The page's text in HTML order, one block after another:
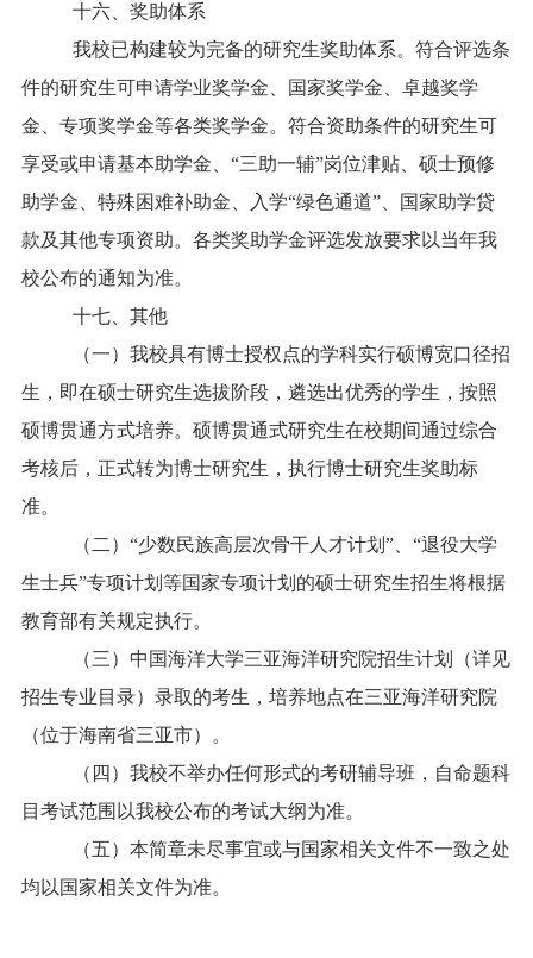
十六、奖助体系
我校已构建较为完备的研究生奖助体系。符合评选条
件的研究生可申请学业奖学金、国家奖学金、卓越奖学
金、专项奖学金等各类奖学金。符合资助条件的研究生可
享受或申请基本助学金、“三助一辅”岗位津贴、硕士预修
助学金、特殊困难补助金、入学“绿色通道”、国家助学贷
款及其他专项资助。各类奖助学金评选发放要求以当年我
校公布的通知为准。
十七、其他
（一）我校具有博士授权点的学科实行硕博宽口径招
生，即在硕士研究生选拔阶段，遴选出优秀的学生，按照
硕博贯通方式培养。硕博贯通式研究生在校期间通过综合
考核后，正式转为博士研究生，执行博士研究生奖助标
准。
（二）“少数民族高层次骨干人才计划”、“退役大学
生士兵”专项计划等国家专项计划的硕士研究生招生将根据
教育部有关规定执行。
（三）中国海洋大学三亚海洋研究院招生计划（详见
招生专业目录）录取的考生，培养地点在三亚海洋研究院
（位于海南省三亚市）。
（四）我校不举办任何形式的考研辅导班，自命题科
目考试范围以我校公布的考试大纲为准。
（五）本简章未尽事宜或与国家相关文件不一致之处
均以国家相关文件为准。